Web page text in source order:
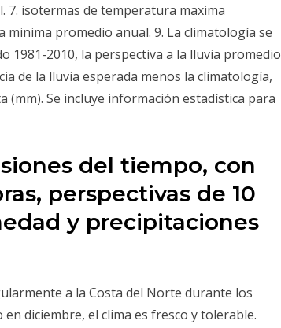
isotermas de temperatura maxima
promedio anual. 9. La climatología se
1981-2010, la perspectiva a la lluvia promedio
de la lluvia esperada menos la climatología,
Se incluye información estadística para
del tiempo, con
perspectivas de 10
y precipitaciones
a la Costa del Norte durante los
diciembre, el clima es fresco y tolerable.